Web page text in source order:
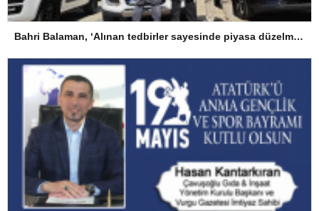
Bahri Balaman, ‘Alınan tedbirler sayesinde piyasa düzelme eğiliminde’